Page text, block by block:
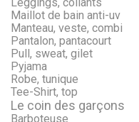
Maillot de bain anti-uv
Manteau, veste, combi
Pantalon, pantacourt
Pull, sweat, gilet
Pyjama
Robe, tunique
Tee-Shirt, top
Le coin des garçons
Barboteuse